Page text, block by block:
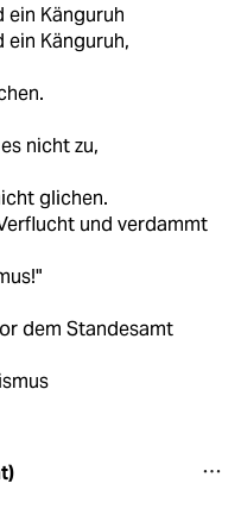
ein Känguruh
ein Känguruh,
nicht zu,
glichen.
und verdammt
dem Standesamt